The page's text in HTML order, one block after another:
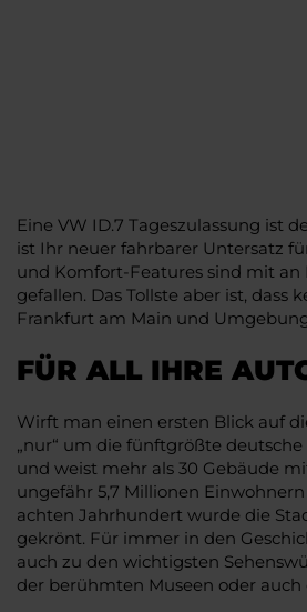
Eine VW ID.7 Tageszulassung ist
ist Ihr neuer fahrbarer Untersatz
und Komfort-Features sind mit an
gefallen. Das Tollste aber ist,
Frankfurt am Main und
FÜR ALL IHRE
Wirft man einen ersten Blick auf
„nur“ um die fünftgrößte
und weist mehr als 30 Gebäude
ungefähr 5,7 Millionen
achten Jahrhundert wurde die
gekrönt. Für immer in den
auch zu den wichtigsten
der berühmten Museen oder